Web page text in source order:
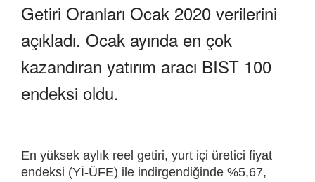
Getiri Oranları Ocak 2020 verilerini
açıkladı. Ocak ayında en çok
kazandıran yatırım aracı BIST 100
endeksi oldu.
En yüksek aylık reel getiri, yurt içi üretici fiyat
endeksi (Yİ-ÜFE) ile indirgendiğinde %5,67,